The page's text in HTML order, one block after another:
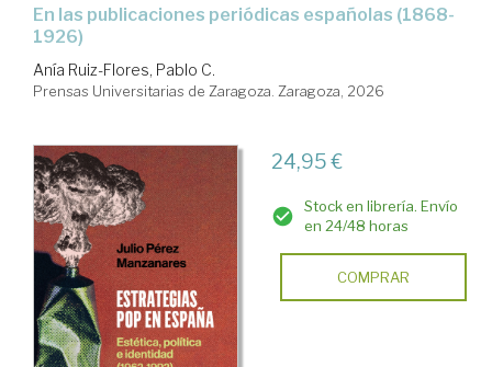
en las publicaciones periódicas españolas (1868-
1926)
Anía Ruiz-Flores, Pablo C.
Prensas Universitarias de Zaragoza. Zaragoza, 2026
24,95 €
Stock en librería. Envío
en 24/48 horas
COMPRAR